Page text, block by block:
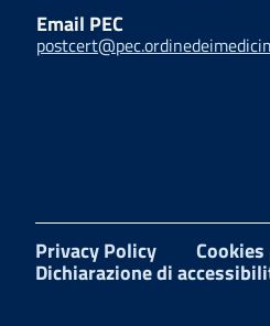
Email PEC
Privacy Policy
Dichiarazione di